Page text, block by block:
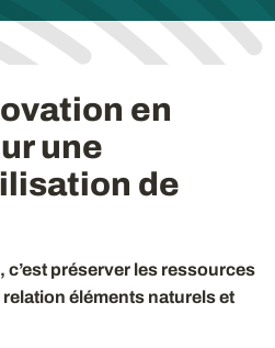
en
une
de
préserver les ressources
éléments naturels et